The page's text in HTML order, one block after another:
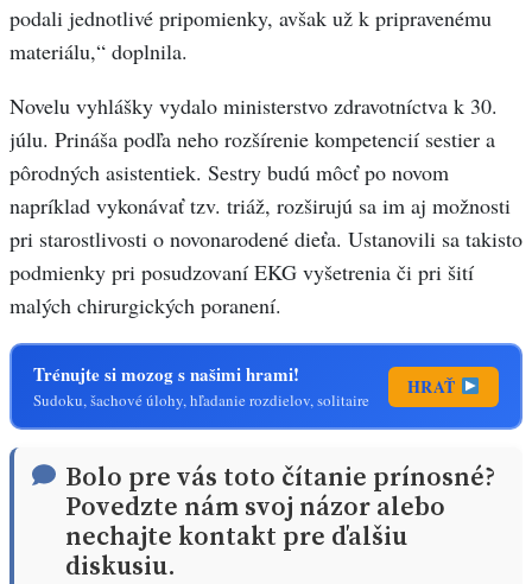
podali jednotlivé pripomienky, avšak už k pripravenému
materiálu,“ doplnila.
Novelu vyhlášky vydalo ministerstvo zdravotníctva k 30.
júlu. Prináša podľa neho rozšírenie kompetencií sestier a
pôrodných asistentiek. Sestry budú môcť po novom
napríklad vykonávať tzv. triáž, rozširujú sa im aj možnosti
pri starostlivosti o novonarodené dieťa. Ustanovili sa takisto
podmienky pri posudzovaní EKG vyšetrenia či pri šití
malých chirurgických poranení.
Trénujte si mozog s našimi hrami!
Sudoku, šachové úlohy, hľadanie rozdielov, solitaire
HRAŤ
Bolo pre vás toto čítanie prínosné?
Povedzte nám svoj názor alebo
nechajte kontakt pre ďalšiu
diskusiu.